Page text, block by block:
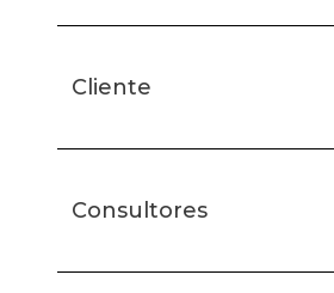
Cliente
Consultores